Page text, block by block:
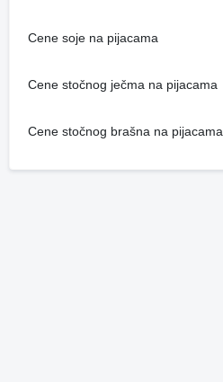
Cene soje na pijacama
Cene stočnog ječma na pijacama
Cene stočnog brašna na pijacama